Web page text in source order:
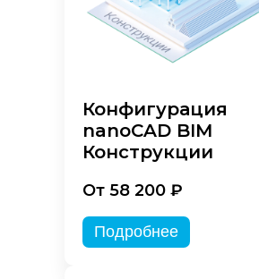
Конфигурация
nanoCAD BIM
Конструкции
От 58 200 ₽
Подробнее